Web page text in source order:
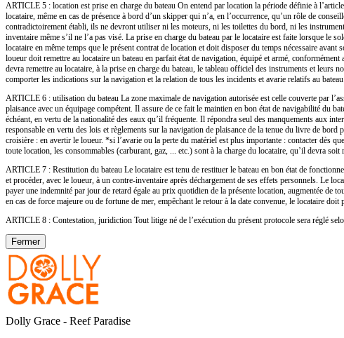
ARTICLE 5 : location est prise en charge du bateau On entend par location la période définie à
locataire, même en cas de présence à bord d’un skipper qui n’a, en l’occurrence, qu’un rôle de
contradictoirement établi, ils ne devront utiliser ni les moteurs, ni les toilettes du bord, ni les
inventaire même s’il ne l’a pas visé. La prise en charge du bateau par le locataire est faite lorsque le
locataire en même temps que le présent contrat de location et doit disposer du temps nécessaire
loueur doit remettre au locataire un bateau en parfait état de navigation, équipé et armé,
devra remettre au locataire, à la prise en charge du bateau, le tableau officiel des instruments et
comporter les indications sur la navigation et la relation de tous les incidents et avarie relatifs au
ARTICLE 6 : utilisation du bateau La zone maximale de navigation autorisée est celle couverte par
plaisance avec un équipage compétent. Il assure de ce fait le maintien en bon état de navigabilité du
échéant, en vertu de la nationalité des eaux qu’il fréquente. Il répondra seul des manquements aux
responsable en vertu des lois et règlements sur la navigation de plaisance de la tenue du livre de
croisière : en avertir le loueur. *si l’avarie ou la perte du matériel est plus importante : contacter dès
toute location, les consommables (carburant, gaz, ... etc.) sont à la charge du locataire, qu’il devra
ARTICLE 7 : Restitution du bateau Le locataire est tenu de restituer le bateau en bon état de
et procéder, avec le loueur, à un contre-inventaire après déchargement de ses effets personnels. Le
payer une indemnité par jour de retard égale au prix quotidien de la présente location, augmentée de
en cas de force majeure ou de fortune de mer, empêchant le retour à la date convenue, le locataire
ARTICLE 8 : Contestation, juridiction Tout litige né de l’exécution du présent protocole sera réglé
Fermer
Dolly Grace - Reef Paradise